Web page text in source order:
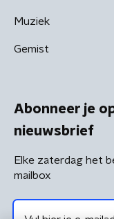
Muziek
Gemist
Abonneer je
nieuwsbrief
Elke zaterdag het
mailbox